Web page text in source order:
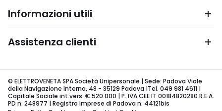
Informazioni utili
Assistenza clienti
© ELETTROVENETA SPA Società Unipersonale | Sede: Padova Viale
della Navigazione Interna, 48 - 35129 Padova |Tel. 049 981 4611 |
Capitale Sociale int.vers. € 520.000 | P. IVA CEE IT 00184820280 R.E.A.
PD n. 248977 | Registro Imprese di Padova n. 44121bis